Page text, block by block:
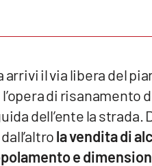
arrivi il via libera del
di risanamento
dell’ente la strada.
la vendita di
e